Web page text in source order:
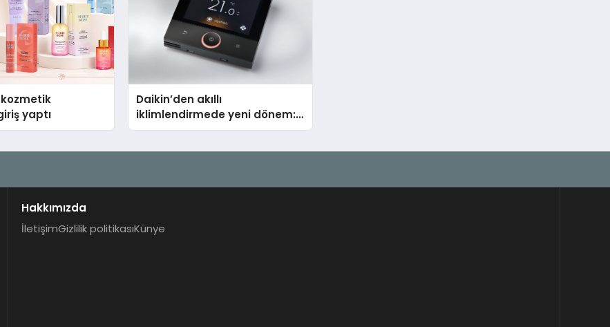
kozmetik
yaptı
Daikin’den akıllı
iklimlendirmede yeni dönem:
Madoka Plus Türkiye’de
Hakkımızda
İletişimGizlilik politikasıKünye